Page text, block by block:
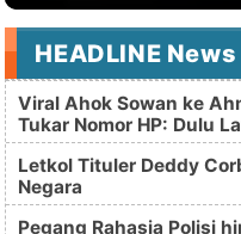
HEADLINE News
Viral Ahok Sowan ke
Tukar Nomor HP: Dulu
Letkol Tituler Deddy
Negara
Pegang Rahasia Polisi